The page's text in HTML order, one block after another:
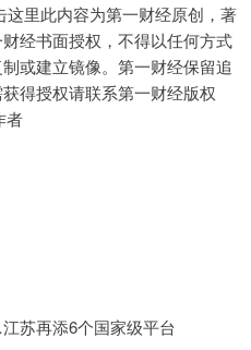
里此内容为第一财经原创，著
经书面授权，不得以任何方式
或建立镜像。第一财经保留追
得授权请联系第一财经版权
者
苏再添6个国家级平台